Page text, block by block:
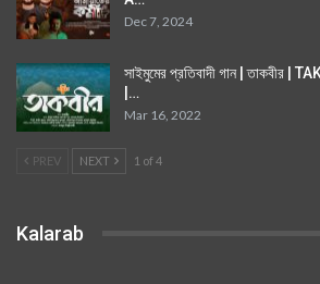
Dec 7, 2024
সাইমুমের প্রতিবাদী গান | তাকবীর |
|…
Mar 16, 2022
PREV NEXT 1 of 4
Kalarab